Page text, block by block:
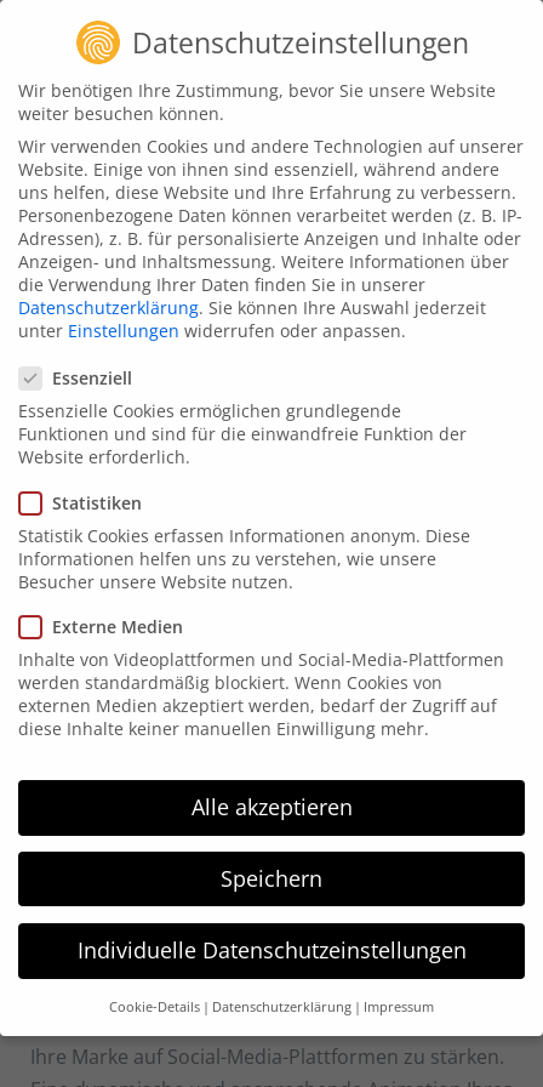
springen
animat3d News
Intros, Outros – Corporate
Design Animation
Juli 17, 2023
Intros und Outros für
YouTube, Vimeo und mehr
Um ein professionelles Image als Unternehmen
nach außen zu tragen, ist es wichtig, ein Corporate
Design für das Unternehmen zu entwickeln und
konstant überall anzuwenden. Hier denken viele
Personen zunächst nur an Printmedien, wie
Visitenkarten, Briefpapier, Werbeartikel, etc. –
welche ohne Frage essentiell und nicht zu
unterschätzen sind. (Hilfe zu diesen Themen finden
Sie in unserer Rubrikde2igned.)
Aber auch für die sozialen Medien und diverse
Internetauftritte ist es wichtig, sich einheitlich in
der Gestaltung zu präsentieren.Mit der rasanten
Entwicklung der Social Media Landschaft wird es
immer schwieriger, die Aufmerksamkeit der Kunden
zu gewinnen – Hier kommen professionell gestaltete
Logoanimationen sind von großer Bedeutung, um
Ihre Marke auf Social-Media-Plattformen zu stärken.
Datenschutzeinstellungen
Wir benötigen Ihre Zustimmung, bevor Sie unsere Website
weiter besuchen können.
Wir verwenden Cookies und andere Technologien auf unserer
Website. Einige von ihnen sind essenziell, während andere
uns helfen, diese Website und Ihre Erfahrung zu verbessern.
Personenbezogene Daten können verarbeitet werden (z. B. IP-
Adressen), z. B. für personalisierte Anzeigen und Inhalte oder
Anzeigen- und Inhaltsmessung. Weitere Informationen über
die Verwendung Ihrer Daten finden Sie in unserer
Datenschutzerklärung. Sie können Ihre Auswahl jederzeit
unter Einstellungen widerrufen oder anpassen.
Essenziell
Essenzielle Cookies ermöglichen grundlegende
Funktionen und sind für die einwandfreie Funktion der
Website erforderlich.
Statistiken
Statistik Cookies erfassen Informationen anonym. Diese
Informationen helfen uns zu verstehen, wie unsere
Besucher unsere Website nutzen.
Externe Medien
Inhalte von Videoplattformen und Social-Media-Plattformen
werden standardmäßig blockiert. Wenn Cookies von
externen Medien akzeptiert werden, bedarf der Zugriff auf
diese Inhalte keiner manuellen Einwilligung mehr.
Alle akzeptieren
Speichern
Individuelle Datenschutzeinstellungen
Cookie-Details Datenschutzerklärung Impressum
Datenschutzeinstellungen